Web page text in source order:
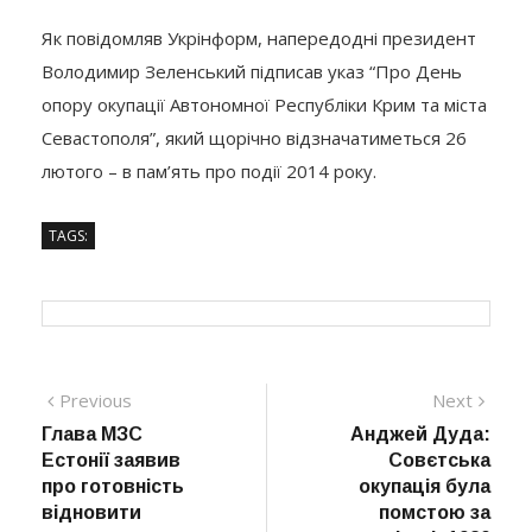
Як повідомляв Укрінформ, напередодні президент
Володимир Зеленський підписав указ “Про День
опору окупації Автономної Республіки Крим та міста
Севастополя”, який щорічно відзначатиметься 26
лютого – в пам’ять про події 2014 року.
TAGS:
Навігація
записів
Previous
post:
Глава МЗС
Естонії заявив
про готовність
відновити
Next
Анджей Дуда:
Совєтська
окупація була
помстою за